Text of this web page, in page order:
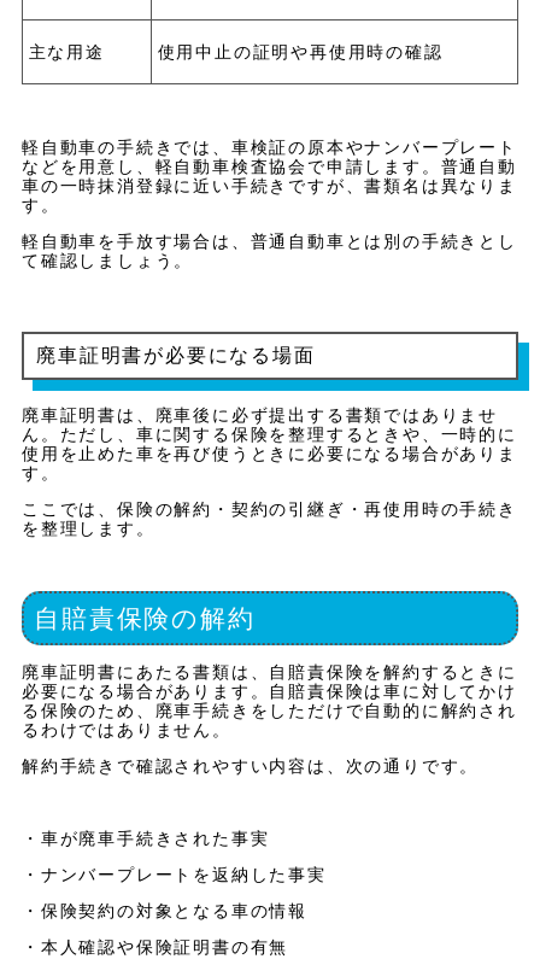
主な用途 使用中止の証明や再使用時の確認
軽自動車の手続きでは、車検証の原本やナンバープレート
などを用意し、軽自動車検査協会で申請します。普通自動
車の一時抹消登録に近い手続きですが、書類名は異なりま
す。
軽自動車を手放す場合は、普通自動車とは別の手続きとし
て確認しましょう。
廃車証明書が必要になる場面
廃車証明書は、廃車後に必ず提出する書類ではありませ
ん。ただし、車に関する保険を整理するときや、一時的に
使用を止めた車を再び使うときに必要になる場合がありま
す。
ここでは、保険の解約・契約の引継ぎ・再使用時の手続き
を整理します。
自賠責保険の解約
廃車証明書にあたる書類は、自賠責保険を解約するときに
必要になる場合があります。自賠責保険は車に対してかけ
る保険のため、廃車手続きをしただけで自動的に解約され
るわけではありません。
解約手続きで確認されやすい内容は、次の通りです。
・車が廃車手続きされた事実
・ナンバープレートを返納した事実
・保険契約の対象となる車の情報
・本人確認や保険証明書の有無